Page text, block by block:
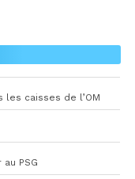
les caisses de l’OM
PSG